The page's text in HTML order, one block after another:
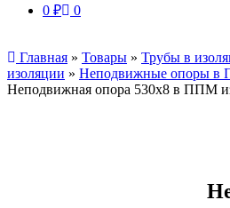
0 ₽ 0
Главная » Товары » Трубы в
изоляции » Неподвижные опоры в
Неподвижная опора 530х8 в ППМ